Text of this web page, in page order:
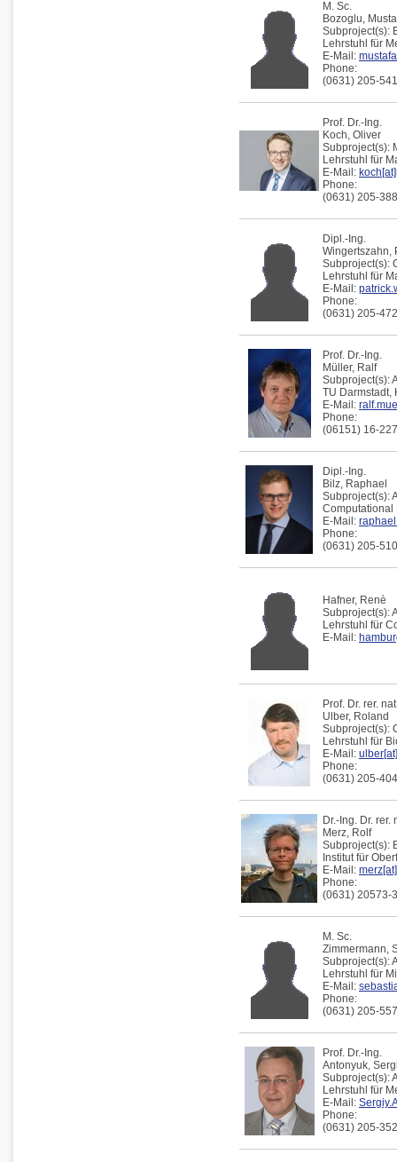
M. Sc.
Bozoglu,
Subproject(s):
Lehrstuhl für
E-Mail:
Phone:
(0631) 205-
Prof. Dr.-Ing.
Koch, Oliver
Subproject(s):
Lehrstuhl für
E-Mail:
Phone:
(0631) 205-
Dipl.-Ing.
Wingertszahn,
Subproject(s):
Lehrstuhl für
E-Mail:
Phone:
(0631) 205-
Prof. Dr.-Ing.
Müller, Ralf
Subproject(s):
TU Darmstadt,
E-Mail:
Phone:
(06151) 16-
Dipl.-Ing.
Bilz, Raphael
Subproject(s):
Computational
E-Mail:
Phone:
(0631) 205-
Hafner, Renè
Subproject(s):
Lehrstuhl für
E-Mail:
Prof. Dr. rer.
Ulber, Roland
Subproject(s):
Lehrstuhl für
E-Mail:
Phone:
(0631) 205-
Dr.-Ing. Dr. rer.
Merz, Rolf
Subproject(s):
Institut für
E-Mail:
Phone:
(0631) 20573-
M. Sc.
Zimmermann,
Subproject(s):
Lehrstuhl für
E-Mail:
Phone:
(0631) 205-
Prof. Dr.-Ing.
Antonyuk,
Subproject(s):
Lehrstuhl für
E-Mail:
Phone:
(0631) 205-